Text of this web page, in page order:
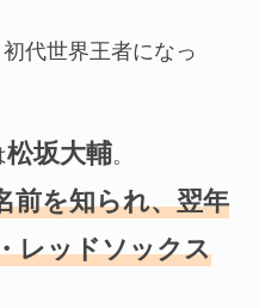
代世界王者になっ
松坂大輔。
前を知られ、翌年
レッドソックス